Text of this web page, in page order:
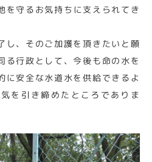
を守るお気持ちに支えられてき
し、そのご加護を頂きたいと願
る行政として、今後も命の水を
に安全な水道水を供給できるよ
を引き締めたところでありま